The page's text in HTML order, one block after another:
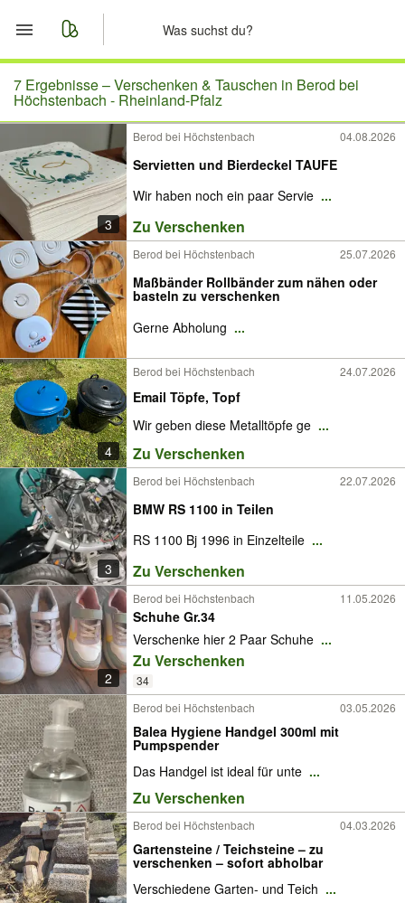
Start
Merkliste
Nachrichten
Anzeige aufgeben
7 Ergebnisse –Verschenken & Tauschen in Berod bei
Höchstenbach - Rheinland-Pfalz
3
Berod bei Höchstenbach 04.08.2026
Servietten und Bierdeckel TAUFE
Wir haben noch ein paar Servie ...
Zu Verschenken
Berod bei Höchstenbach 25.07.2026
Maßbänder Rollbänder zum nähen oder
basteln zu verschenken
Gerne Abholung ...
4
Berod bei Höchstenbach 24.07.2026
Email Töpfe, Topf
Wir geben diese Metalltöpfe ge ...
Zu Verschenken
3
Berod bei Höchstenbach 22.07.2026
BMW RS 1100 in Teilen
RS 1100 Bj 1996 in Einzelteile ...
Zu Verschenken
2
Berod bei Höchstenbach 11.05.2026
Schuhe Gr.34
Verschenke hier 2 Paar Schuhe ...
Zu Verschenken
34
Berod bei Höchstenbach
03.05.2026
Balea Hygiene Handgel 300ml mit
Pumpspender
Das Handgel ist ideal für unte ...
Zu Verschenken
Berod bei Höchstenbach 04.03.2026
Gartensteine / Teichsteine – zu
verschenken – sofort abholbar
Verschiedene Garten- und Teich ...